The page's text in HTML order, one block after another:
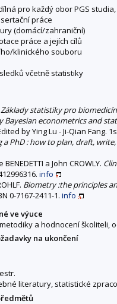
pro každý obor PGS
práce
(domácí/zahraniční)
práce a jejích cílů
klinického souboru
včetně statistiky
statistiky pro
Bayesian econometrics and
by Ying Lu - Ji-Qian Fang.
a PhD : how to plan, draft,
a John CROWLY.
info
Biometry :the principles
0-7167-2411-1. info
ve výuce
a hodnocení
na ukončení
literatury, statistické